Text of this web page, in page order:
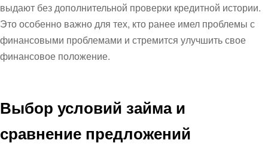
выдают без дополнительной проверки кредитной истории.
Это особенно важно для тех, кто ранее имел проблемы с
финансовыми проблемами и стремится улучшить свое
финансовое положение.
Выбор условий займа и
сравнение предложений